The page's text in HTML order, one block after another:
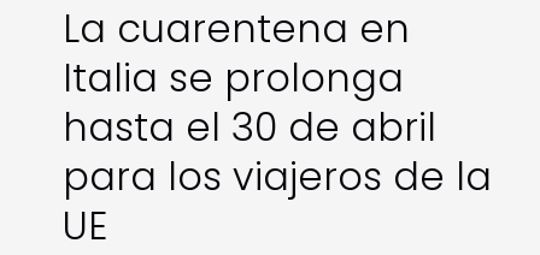
La cuarentena en
Italia se prolonga
hasta el 30 de abril
para los viajeros de la
UE